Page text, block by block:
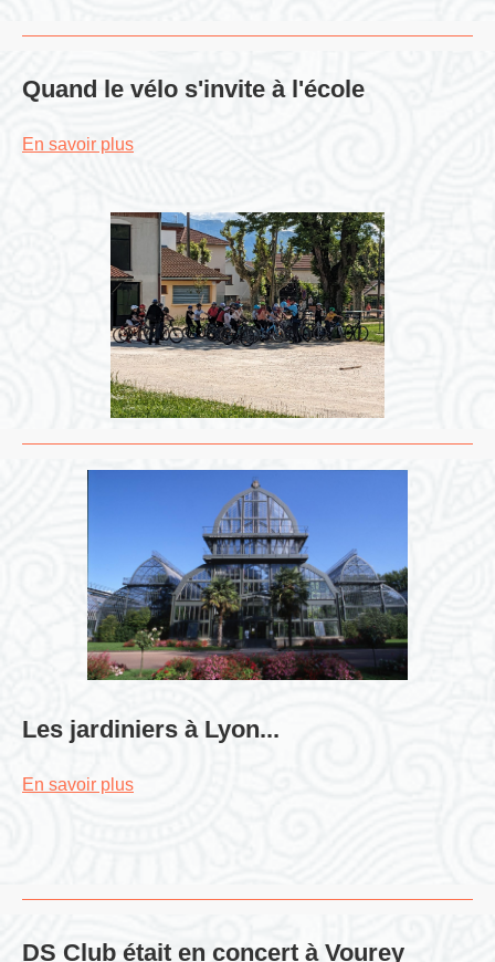
Quand le vélo s'invite à l'école
En savoir plus
Les jardiniers à Lyon...
En savoir plus
DS Club était en concert à Vourey